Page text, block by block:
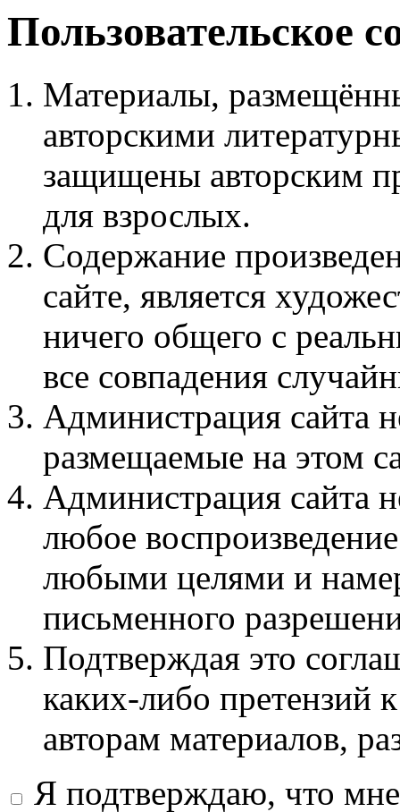
Пользовательское
Материалы,
авторскими
защищены авторским
для взрослых.
Содержание
сайте, является
ничего общего с
все совпадения
Администрация сайта
размещаемые на этом
Администрация сайта
любое
любыми целями и
письменного
Подтверждая это
каких-либо претензий
авторам материалов,
Я подтверждаю, что